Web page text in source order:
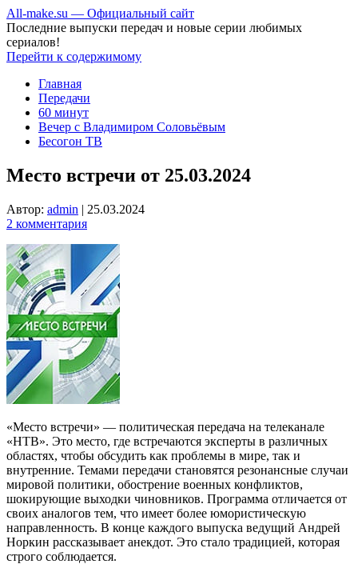
All-make.su — Официальный сайт
Последние выпуски передач и новые серии любимых
сериалов!
Перейти к содержимому
Главная
Передачи
60 минут
Вечер с Владимиром Соловьёвым
Бесогон ТВ
Место встречи от 25.03.2024
Автор: admin | 25.03.2024
2 комментария
«Место встречи» — политическая передача на телеканале
«НТВ». Это место, где встречаются эксперты в различных
областях, чтобы обсудить как проблемы в мире, так и
внутренние. Темами передачи становятся резонансные случаи
мировой политики, обострение военных конфликтов,
шокирующие выходки чиновников. Программа отличается от
своих аналогов тем, что имеет более юмористическую
направленность. В конце каждого выпуска ведущий Андрей
Норкин рассказывает анекдот. Это стало традицией, которая
строго соблюдается.